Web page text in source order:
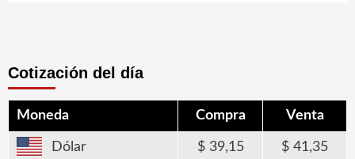
Cotización del día
Moneda Compra Venta
Dólar 39,15 41,35